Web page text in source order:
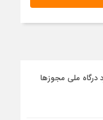
درگاه ملی مجوزها